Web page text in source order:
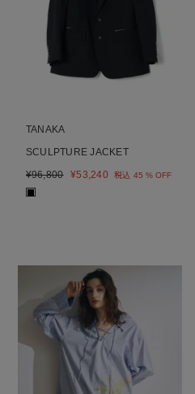
TANAKA
SCULPTURE JACKET
¥96,800 ¥53,240 税込 45 % OFF